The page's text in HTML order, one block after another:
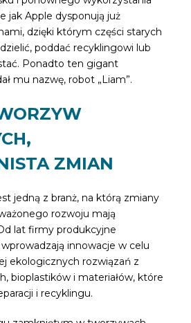
jak Apple dysponują już
dzięki którym części starych
poddać recyklingowi lub
Ponadto ten gigant
mu nazwę, robot „Liam”.
ZMIAN
jedną z branż, na którą zmiany
rozwoju mają
lat firmy produkcyjne
innowacje w celu
ekologicznych rozwiązań z
bioplastików i materiałów, które
i recyklingu.